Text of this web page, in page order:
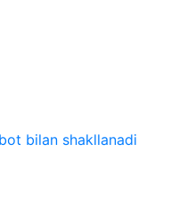
bilan shakllanadi